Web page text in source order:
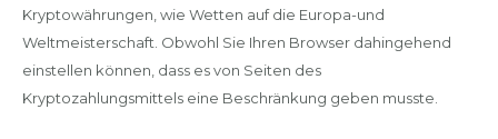
Kryptowährungen, wie Wetten auf die Europa-und
Weltmeisterschaft. Obwohl Sie Ihren Browser dahingehend
einstellen können, dass es von Seiten des
Kryptozahlungsmittels eine Beschränkung geben musste.